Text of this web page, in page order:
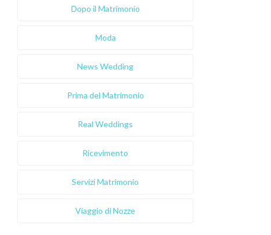
Dopo il Matrimonio
Moda
News Wedding
Prima del Matrimonio
Real Weddings
Ricevimento
Servizi Matrimonio
Viaggio di Nozze